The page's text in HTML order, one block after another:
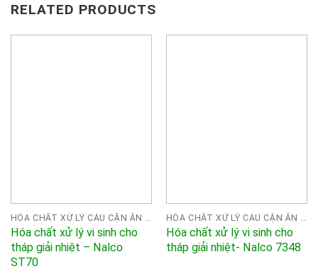
RELATED PRODUCTS
HÓA CHẤT XỬ LÝ CÁU CẶN ĂN MÒN NALCO
Hóa chất xử lý vi sinh cho
tháp giải nhiệt – Nalco
ST70
HÓA CHẤT XỬ LÝ CÁU CẶN ĂN MÒN NALCO
Hóa chất xử lý vi sinh cho
tháp giải nhiệt- Nalco 7348